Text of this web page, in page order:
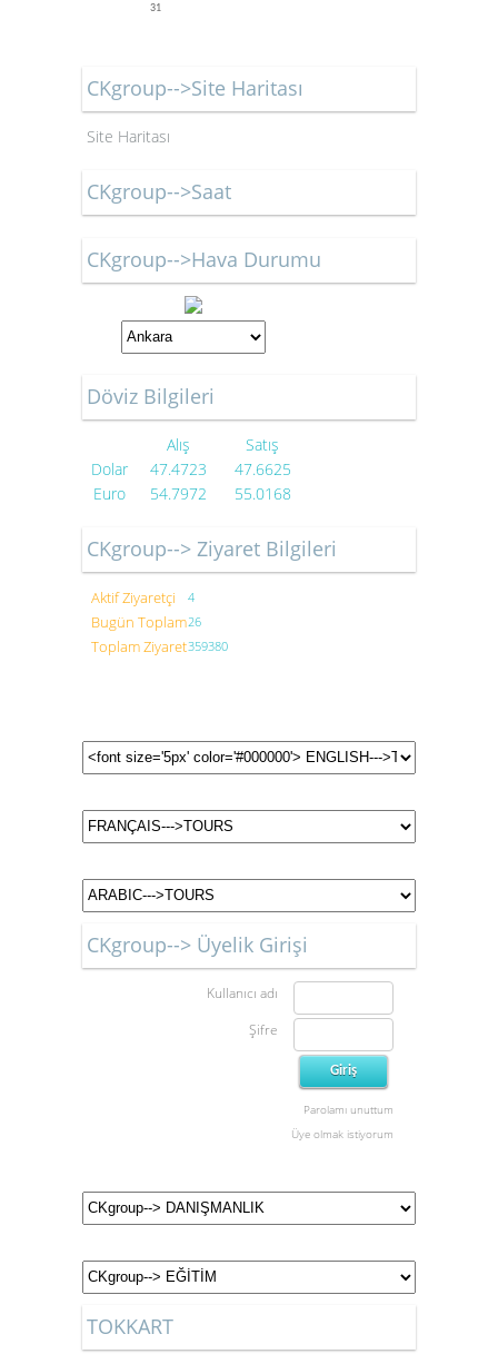
31
CKgroup-->Site Haritası
Site Haritası
CKgroup-->Saat
CKgroup-->Hava Durumu
Döviz Bilgileri
Alış
Satış
Dolar
47.4723
47.6625
Euro
54.7972 55.0168
CKgroup--> Ziyaret Bilgileri
Aktif Ziyaretçi 4
Bugün Toplam26
Toplam Ziyaret359380
CKgroup--> Üyelik Girişi
Kullanıcı adı
Şifre
Parolamı unuttum
Üye olmak istiyorum
TOKKART